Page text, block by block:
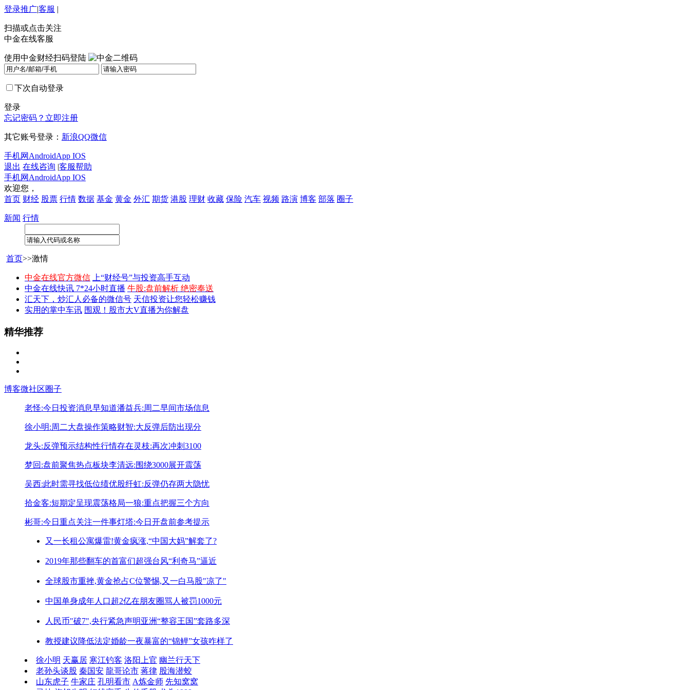
登录推广|客服 |
扫描或点击关注
中金在线客服
使用中金财经扫码登陆
下次自动登录
登录
忘记密码？ 立即注册
其它账号登录： 新浪QQ微信
手机网 AndroidApp IOS
退出 在线咨询 |客服帮助
手机网 AndroidApp IOS
欢迎您，
首页 财经 股票 行情 数据 基金 黄金 外汇 期货 港股 理财 收藏 保险 汽车 视频 路演 博客 部落 圈子
新闻 行情
首页>>激情
中金在线官方微信
上“财经号”与投资高手互动
中金在线快讯 7*24小时直播 牛股:盘前解析 绝密奉送
汇天下，炒汇人必备的微信号 天信投资让您轻松赚钱
实用的掌中车讯 围观！股市大V直播为你解盘
精华推荐
博客微社区圈子
老怪:今日投资消息早知道潘益兵:周二早间市场信息
徐小明:周二大盘操作策略财智:大反弹后防出现分
龙头:反弹预示结构性行情存在灵枝:再次冲刺3100
梦回:盘前聚焦热点板块李清远:围绕3000展开震荡
吴西:此时需寻找低位绩优股纤虹:反弹仍存两大隐忧
拾金客:短期定呈现震荡格局一狼:重点把握三个方向
彬哥:今日重点关注一件事灯塔:今日开盘前参考提示
又一长租公寓爆雷!黄金疯涨,“中国大妈”解套了?
2019年那些翻车的首富们超强台风“利奇马”逼近
全球股市重挫,黄金抢占C位警惕,又一白马股"凉了"
中国单身成年人口超2亿在朋友圈骂人被罚1000元
人民币"破7",央行紧急声明亚洲“整容王国”套路多深
教授建议降低法定婚龄一夜暴富的“锦鲤”女孩咋样了
徐小明 天赢居 寒江钓客 洛阳上官 幽兰行天下
老孙头谈股 秦国安 龍哥论市 蒋律 股海潜蛟
山东虎子 牛家庄 孔明看市 A炼金师 先知窝窝